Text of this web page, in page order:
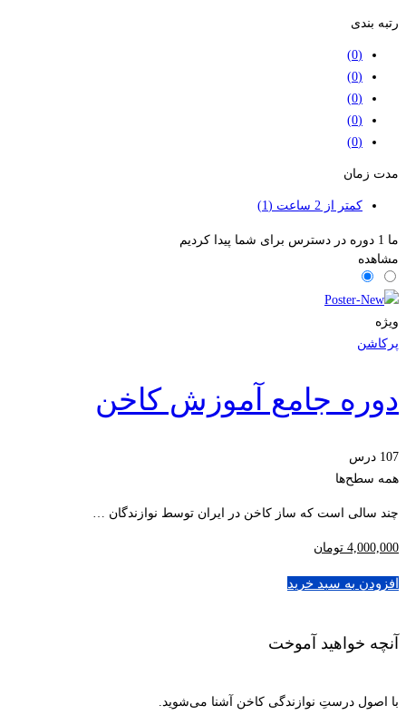
رتبه بندی
(0)
(0)
(0)
(0)
(0)
مدت زمان
کمتر از 2 ساعت (1)
ما 1 دوره در دسترس برای شما پیدا کردیم
مشاهده
ویژه
پرکاشن
دوره جامع آموزش کاخن
107 درس
همه سطح‌ها
چند سالی است که ساز کاخن در ایران توسط نوازندگان …
4,000,000 تومان
افزودن به سبد خرید
آنچه خواهید آموخت
با اصول درستِ نوازندگی کاخن آشنا می‌شوید.